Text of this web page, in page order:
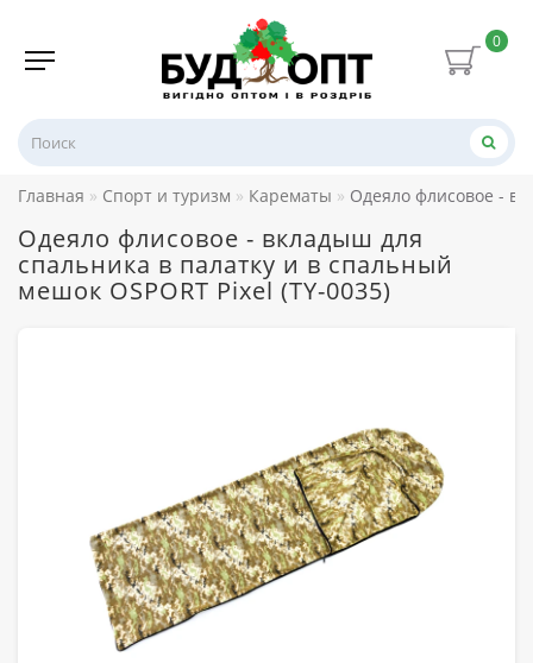
0
Главная Спорт и туризм Карематы Одеяло флисовое -
Одеяло флисовое - вкладыш для
спальника в палатку и в спальный
мешок OSPORT Pixel (TY-0035)